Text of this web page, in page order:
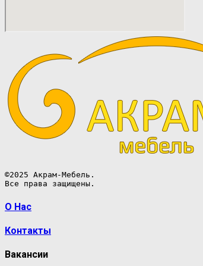
©2025 Акрам-Мебель.
Все права защищены.
О Нас
Контакты
Вакансии